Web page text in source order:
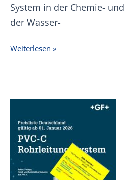
System in der Chemie-
der Wasser-
+GF+
U
01.01.2026
Weiterlesen »